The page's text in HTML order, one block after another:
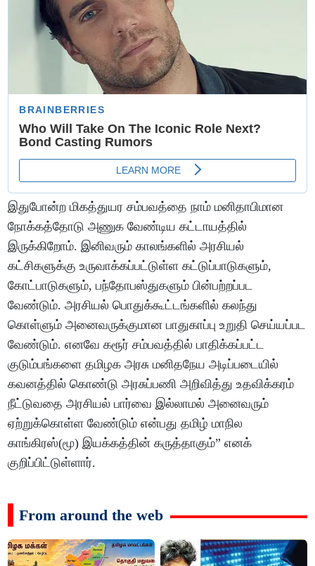
இதுபோன்ற மிகத்துயர சம்பவத்தை நாம் மனிதாபிமான
நோக்கத்தோடு அணுக வேண்டிய கட்டாயத்தில்
இருக்கிறோம். இனிவரும் காலங்களில் அரசியல்
கட்சிகளுக்கு உருவாக்கப்பட்டுள்ள கட்டுப்பாடுகளும்,
கோட்பாடுகளும், பந்தோபஸ்துகளும் பின்பற்றப்பட
வேண்டும். அரசியல் பொதுக்கூட்டங்களில் கலந்து
கொள்ளும் அனைவருக்குமான பாதுகாப்பு உறுதி செய்யப்பட
வேண்டும். எனவே கரூர் சம்பவத்தில் பாதிக்கப்பட்ட
குடும்பங்களை தமிழக அரசு மனிதநேய அடிப்படையில்
கவனத்தில் கொண்டு அரசுப்பணி அறிவித்து உதவிக்கரம்
நீட்டுவதை அரசியல் பார்வை இல்லாமல் அனைவரும்
ஏற்றுக்கொள்ள வேண்டும் என்பது தமிழ் மாநில
காங்கிரஸ்(மூ) இயக்கத்தின் கருத்தாகும்” எனக்
குறிப்பிட்டுள்ளார்.
From around the web